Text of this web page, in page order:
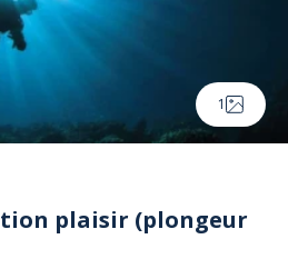
1
plaisir (plongeur